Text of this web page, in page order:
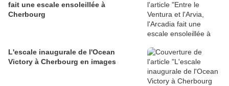
fait une escale ensoleillée à
Cherbourg
L'escale inaugurale de l'Ocean
Victory à Cherbourg en images